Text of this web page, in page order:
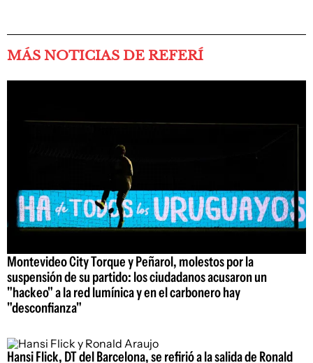
MÁS NOTICIAS DE REFERÍ
Montevideo City Torque y Peñarol, molestos por la
suspensión de su partido: los ciudadanos acusaron un
"hackeo" a la red lumínica y en el carbonero hay
"desconfianza"
Hansi Flick, DT del Barcelona, se refirió a la salida de Ronald